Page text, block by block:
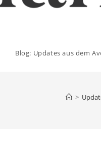
Blog: Updates aus dem
>